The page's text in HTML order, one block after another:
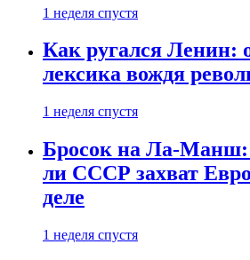
1 неделя спустя
Как ругался Ленин:
лексика вождя
1 неделя спустя
Бросок на Ла-Манш:
ли СССР захват
деле
1 неделя спустя